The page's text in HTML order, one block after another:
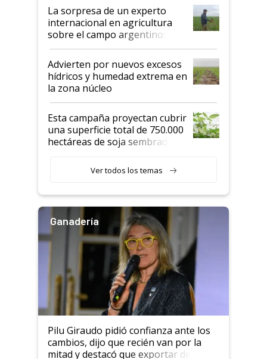
La sorpresa de un experto
internacional en agricultura
sobre el campo argentino:
"Estoy muy impresionado"
Advierten por nuevos excesos
hídricos y humedad extrema en
la zona núcleo
Esta campaña proyectan cubrir
una superficie total de 750.000
hectáreas de soja sembradas
variedades que marcan un
salto tecnológico en genética y
Ver todos los temas
Ganadería
Pilu Giraudo pidió confianza ante los
cambios, dijo que recién van por la
mitad y destacó que exportar dejó de